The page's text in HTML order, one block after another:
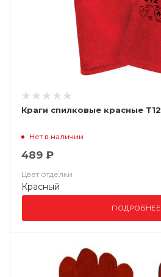
Краги спилковые красные Т12
Нет в наличии
489 ₽
Цвет отделки
Красный
ПОДРОБНЕЕ